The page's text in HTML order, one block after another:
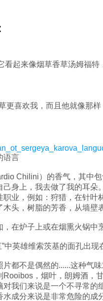
看起来像烟草香草汤姆福
更喜欢我，而且他就像那
语言
Chilini）的香气，其中
身上，我去做了我的耳
业，例如：狩猎，在针
头，树脂的芳香，从墙
在炉子上或在烟熏火锅中
中英雄维索茨基的面孔出现
都不是偶然的......这种气
，烟叶，朗姆酒，
我们来说是一个不寻常
成分来说是非常危险的